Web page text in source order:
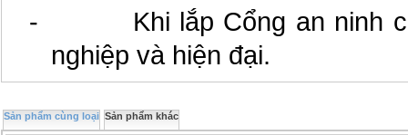
- Khi lắp Cổng an ninh
nghiệp và hiện đại.
Sản phẩm cùng loại Sản phẩm khác